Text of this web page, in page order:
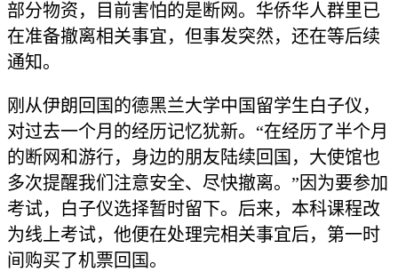
部分物资，目前害怕的是断网。华侨华人群里已
在准备撤离相关事宜，但事发突然，还在等后续
通知。
刚从伊朗回国的德黑兰大学中国留学生白子仪，
对过去一个月的经历记忆犹新。“在经历了半个月
的断网和游行，身边的朋友陆续回国，大使馆也
多次提醒我们注意安全、尽快撤离。”因为要参加
考试，白子仪选择暂时留下。后来，本科课程改
为线上考试，他便在处理完相关事宜后，第一时
间购买了机票回国。